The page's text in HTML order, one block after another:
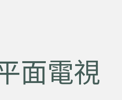
面電視